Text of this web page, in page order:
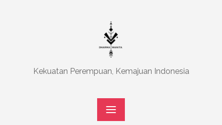
Kekuatan Perempuan, Kemajuan Indonesia